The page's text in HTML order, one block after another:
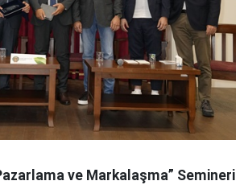
ve Markalaşma” Semineri